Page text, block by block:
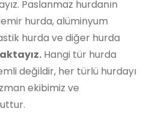
Paslanmaz hurdanın
hurda, alüminyum
hurda ve diğer hurda
Hangi tür hurda
değildir, her türlü hurdayı
ekibimiz ve